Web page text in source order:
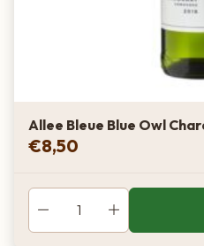
Allee Bleue Blue Owl
€8,50